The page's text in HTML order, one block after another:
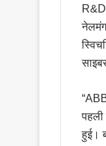
पहली
हुई।